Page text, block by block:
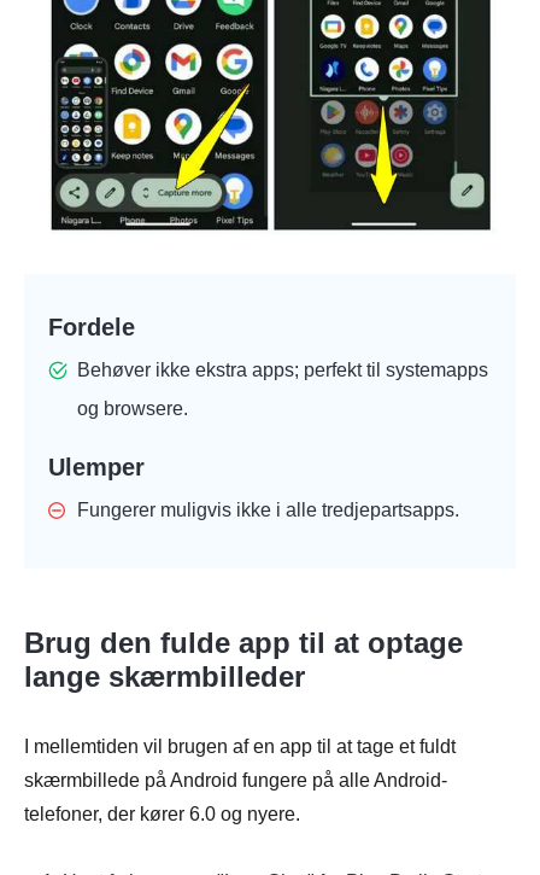
Fordele
Behøver ikke ekstra apps; perfekt til systemapps
og browsere.
Ulemper
Fungerer muligvis ikke i alle tredjepartsapps.
Brug den fulde app til at optage
lange skærmbilleder
I mellemtiden vil brugen af en app til at tage et fuldt
skærmbillede på Android fungere på alle Android-
telefoner, der kører 6.0 og nyere.